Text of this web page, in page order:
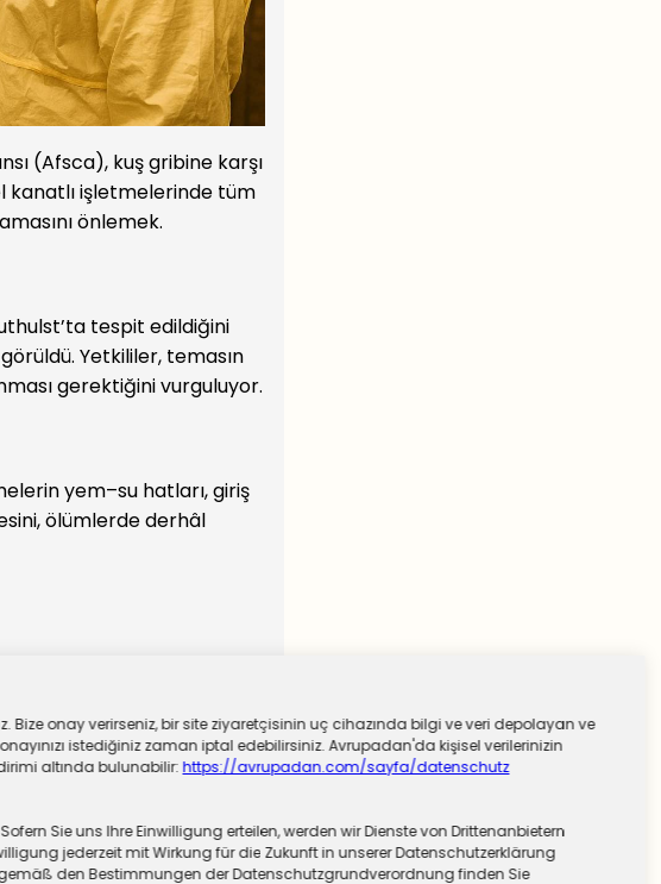
(Afsca), kuş gribine karşı
kanatlı işletmelerinde tüm
önlemek.
tespit edildiğini
Yetkililer, temasın
gerektiğini vurguluyor.
yem–su hatları, giriş
ölümlerde derhâl
onay verirseniz, bir site ziyaretçisinin uç cihazında bilgi ve veri depolayan ve
istediğiniz zaman iptal edebilirsiniz. Avrupadan'da kişisel verilerinizin
altında bulunabilir: https://avrupadan.com/sayfa/datenschutz
Sie uns Ihre Einwilligung erteilen, werden wir Dienste von Drittenanbietern
jederzeit mit Wirkung für die Zukunft in unserer Datenschutzerklärung
den Bestimmungen der Datenschutzgrundverordnung finden Sie